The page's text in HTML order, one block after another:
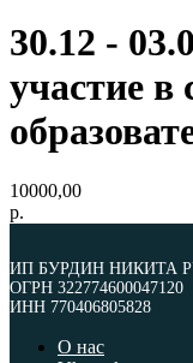
30.12 -
участие в
10000,00
р.
ИП БУРДИН НИКИТА
ОГРН 322774600047120
ИНН 770406805828
О нас